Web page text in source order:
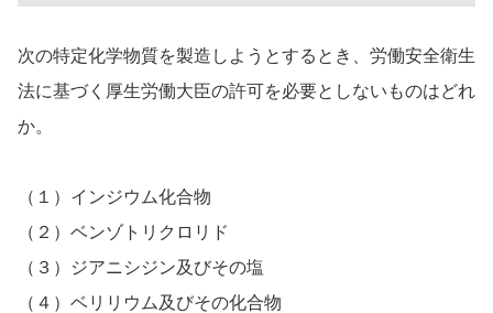
次の特定化学物質を製造しようとするとき、労働安全衛生
法に基づく厚生労働大臣の許可を必要としないものはどれ
か。
（１）インジウム化合物
（２）ベンゾトリクロリド
（３）ジアニシジン及びその塩
（４）ベリリウム及びその化合物